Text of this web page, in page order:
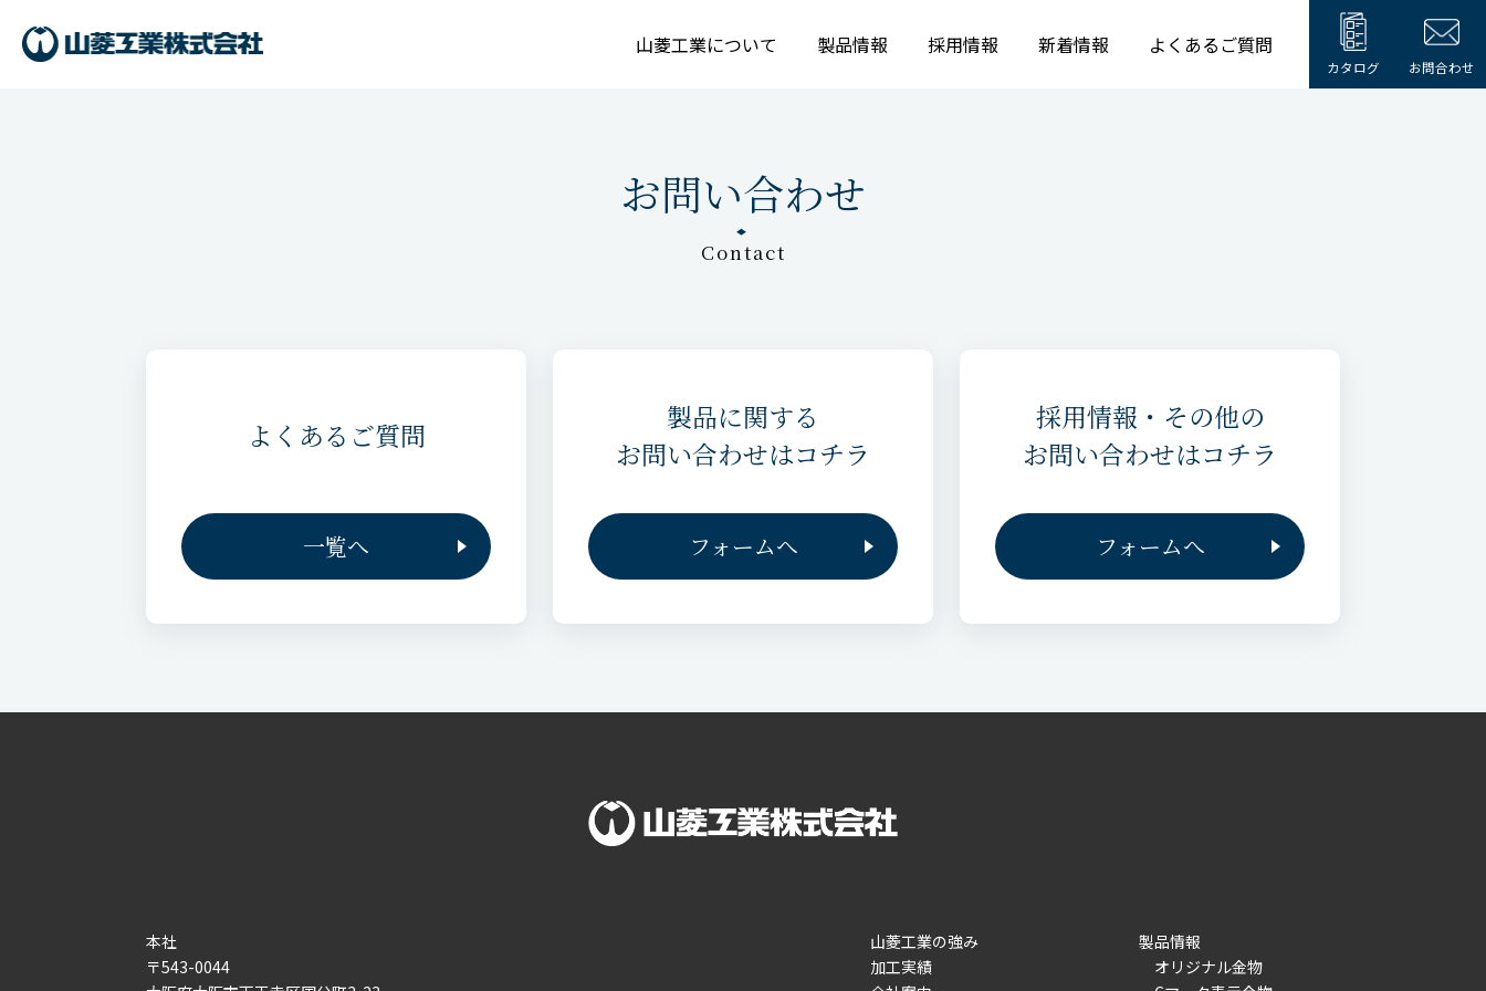
山菱工業について 製品情報 採用情報 新着情報 よくあるご質問
カタログ お問合わせ
お問い合わせ
Contact
よくあるご質問
一覧へ
製品に関する
お問い合わせはコチラ
フォームへ
採用情報・その他の
お問い合わせはコチラ
フォームへ
本社
〒543-0044
山菱工業の強み
加工実績
製品情報
オリジナル金物